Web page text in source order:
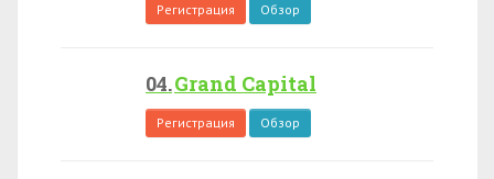
Регистрация Обзор
Grand Capital
Регистрация Обзор